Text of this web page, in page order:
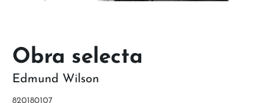
820180107
Edmund Wilson
Obra selecta